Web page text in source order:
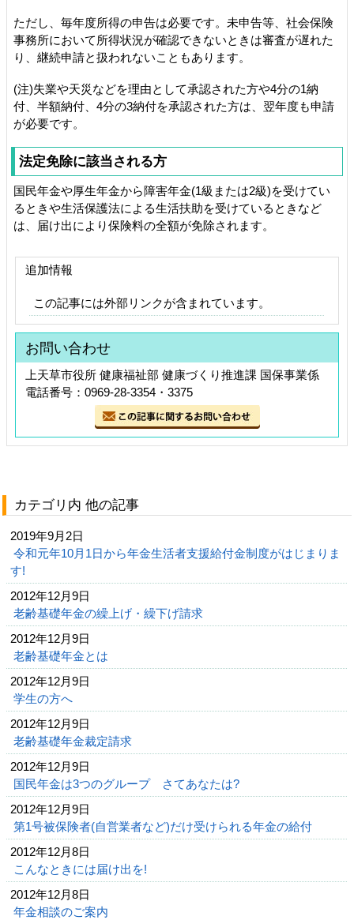
ただし、毎年度所得の申告は必要です。未申告等、社会保険
事務所において所得状況が確認できないときは審査が遅れた
り、継続申請と扱われないこともあります。
(注)失業や天災などを理由として承認された方や4分の1納
付、半額納付、4分の3納付を承認された方は、翌年度も申請
が必要です。
法定免除に該当される方
国民年金や厚生年金から障害年金(1級または2級)を受けてい
るときや生活保護法による生活扶助を受けているときなど
は、届け出により保険料の全額が免除されます。
追加情報
この記事には外部リンクが含まれています。
お問い合わせ
上天草市役所 健康福祉部 健康づくり推進課 国保事業係
電話番号：0969-28-3354・3375
カテゴリ内 他の記事
2019年9月2日
令和元年10月1日から年金生活者支援給付金制度がはじまりま
す!
2012年12月9日
老齢基礎年金の繰上げ・繰下げ請求
2012年12月9日
老齢基礎年金とは
2012年12月9日
学生の方へ
2012年12月9日
老齢基礎年金裁定請求
2012年12月9日
国民年金は3つのグループ さてあなたは?
2012年12月9日
第1号被保険者(自営業者など)だけ受けられる年金の給付
2012年12月8日
こんなときには届け出を!
2012年12月8日
年金相談のご案内